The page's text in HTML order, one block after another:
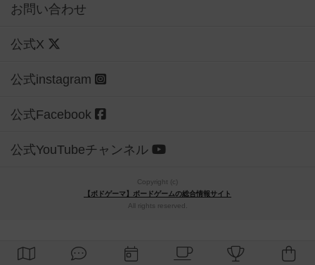
お問い合わせ
公式X
公式instagram
公式Facebook
公式YouTubeチャンネル
Copyright (c)
【ボドゲーマ】ボードゲームの総合情報サイト
All rights reserved.